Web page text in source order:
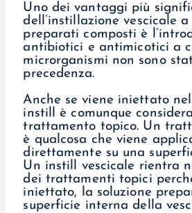
Uno dei vantaggi più
dell’instillazione vescicale
preparati composti è
antibiotici e antimicotici a
microrganismi non sono
precedenza.
Anche se viene iniettato
instill è comunque
trattamento topico. Un
è qualcosa che viene
direttamente su una
Un instill vescicale rientra
dei trattamenti topici
iniettato, la soluzione
superficie interna della